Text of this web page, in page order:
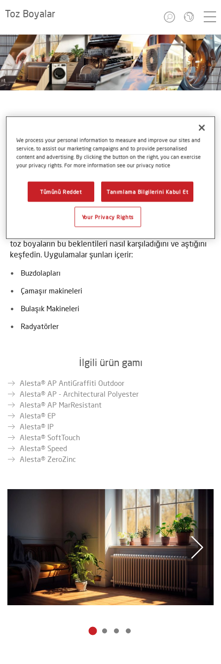
Toz Boyalar
Aletler
Termoset toz boyalar
Termoset toz boyaların ev aletleri alanındaki olağanüstü
özelliklerini ve avantajlarını ve bu kaplamaların nasıl
benzersiz yüzeyler sunduğunu keşfedin. Estetik kalite ve
toz boyaların bu beklentileri nasıl karşıladığını ve aştığını
keşfedin. Uygulamalar şunları içerir:
Buzdolapları
Çamaşır makineleri
Bulaşık Makineleri
Radyatörler
İlgili ürün gamı
Alesta® AP AntiGraffiti Outdoor
Alesta® AP - Architectural Polyester
Alesta® AP MarResistant
Alesta® EP
Alesta® IP
Alesta® SoftTouch
Alesta® Speed
Alesta® ZeroZinc
We process your personal information to measure and improve our sites and
service, to assist our marketing campaigns and to provide personalised
content and advertising. By clicking the button on the right, you can exercise
your privacy rights. For more information see our privacy notice
Tümünü Reddet Tanımlama Bilgilerini Kabul Et
Your Privacy Rights